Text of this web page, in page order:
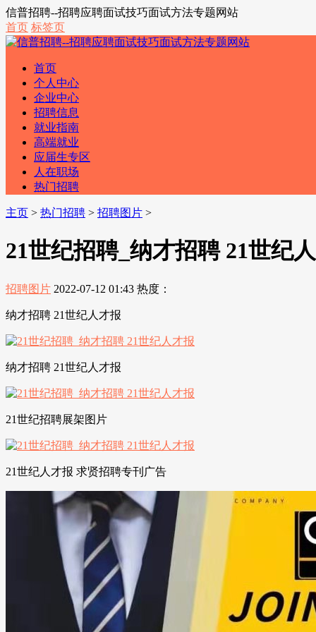
信普招聘--招聘应聘面试技巧面试方法专题网站
首页 标签页
首页
个人中心
企业中心
招聘信息
就业指南
高端就业
应届生专区
人在职场
热门招聘
主页 > 热门招聘 > 招聘图片 >
21世纪招聘_纳才招聘 21世纪
招聘图片 2022-07-12 01:43 热度：
纳才招聘 21世纪人才报
纳才招聘 21世纪人才报
21世纪招聘展架图片
21世纪人才报 求贤招聘专刊广告